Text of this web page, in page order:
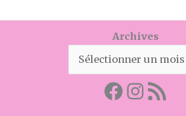
Archives
MonAbonnez-vous par RSS